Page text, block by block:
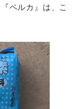
ペルカ』は、こ